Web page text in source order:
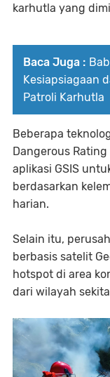
karhutla yang
Baca Juga :
Kesiapsiagaan
Patroli Karhutla
Beberapa
Dangerous
aplikasi GSIS
berdasarkan
harian.
Selain itu,
berbasis satelit
hotspot di area
dari wilayah